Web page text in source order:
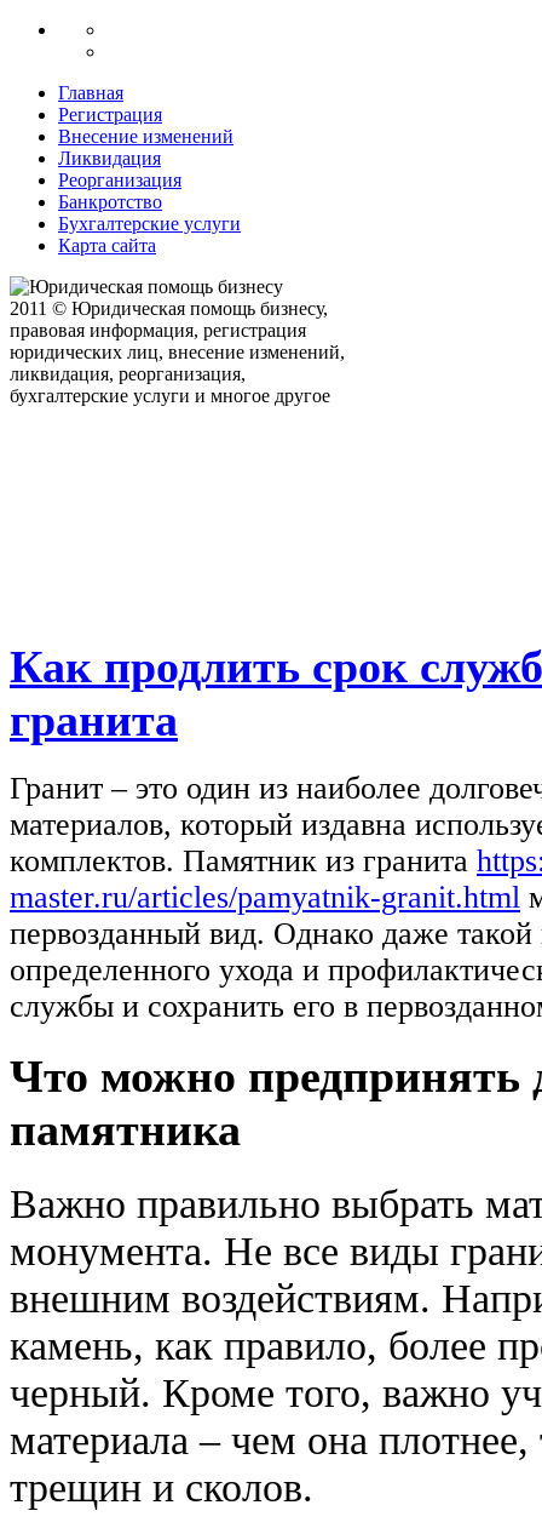
Главная
Регистрация
Внесение изменений
Ликвидация
Реорганизация
Банкротство
Бухгалтерские услуги
Карта сайта
Как продлить срок
гранита
Гранит – это один из наиболее
материалов, который издавна
комплектов. Памятник из гранита
master.ru/articles/pamyatnik-granit.html
первозданный вид. Однако даже такой
определенного ухода и
службы и сохранить его в
Что можно предпринять
памятника
Важно правильно выбрать
монумента. Не все виды
внешним воздействиям.
камень, как правило, более
черный. Кроме того, важно
материала – чем она
трещин и сколов.
2011 © Юридическая помощь бизнесу,
правовая информация, регистрация
юридических лиц, внесение изменений,
ликвидация, реорганизация,
бухгалтерские услуги и многое другое